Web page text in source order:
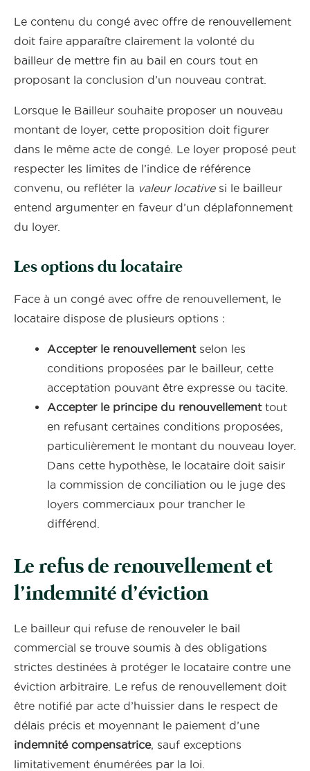
Le contenu du congé avec offre de renouvellement
doit faire apparaître clairement la volonté du
bailleur de mettre fin au bail en cours tout en
proposant la conclusion d’un nouveau contrat.
Lorsque le Bailleur souhaite proposer un nouveau
montant de loyer, cette proposition doit figurer
dans le même acte de congé. Le loyer proposé peut
respecter les limites de l’indice de référence
convenu, ou refléter la valeur locativesi le bailleur
entend argumenter en faveur d’un déplafonnement
du loyer.
Les options du locataire
Face à un congé avec offre de renouvellement, le
locataire dispose de plusieurs options :
Accepter le renouvellementselon les
conditions proposées par le bailleur, cette
acceptation pouvant être expresse ou tacite.
Accepter le principe du renouvellementtout
en refusant certaines conditions proposées,
particulièrement le montant du nouveau loyer.
Dans cette hypothèse, le locataire doit saisir
la commission de conciliation ou le juge des
loyers commerciaux pour trancher le
différend.
Le refus de renouvellement et
l’indemnité d’éviction
Le bailleur qui refuse de renouveler le bail
commercial se trouve soumis à des obligations
strictes destinées à protéger le locataire contre une
éviction arbitraire. Le refus de renouvellement doit
être notifié par acte d’huissier dans le respect de
délais précis et moyennant le paiement d’une
indemnité compensatrice, sauf exceptions
limitativement énumérées par la loi.